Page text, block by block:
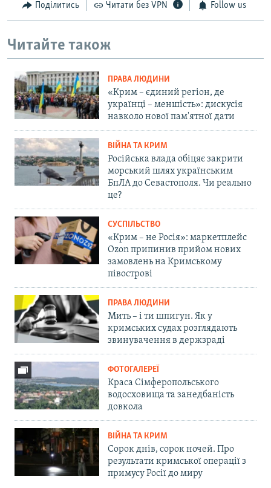
Поділитись Читати без VPN Follow us
Читайте також
ПРАВА ЛЮДИНИ
«Крим – єдиний регіон, де
українці – меншість»: дискусія
навколо нової пам'ятної дати
ВІЙНА ТА КРИМ
Російська влада обіцяє закрити
морський шлях українським
БпЛА до Севастополя. Чи реально
це?
СУСПІЛЬСТВО
«Крим – не Росія»: маркетплейс
Ozon припинив прийом нових
замовлень на Кримському
півострові
ПРАВА ЛЮДИНИ
Мить – і ти шпигун. Як у
кримських судах розглядають
звинувачення в держзраді
ФОТОГАЛЕРЕЇ
Краса Сімферопольського
водосховища та занедбаність
довкола
ВІЙНА ТА КРИМ
Сорок днів, сорок ночей. Про
результати кримської операції з
примусу Росії до миру